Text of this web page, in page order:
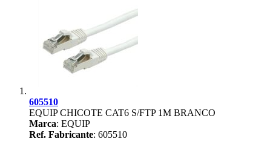
605510
EQUIP CHICOTE CAT6 S/FTP 1M BRANCO
Marca: EQUIP
Ref. Fabricante: 605510